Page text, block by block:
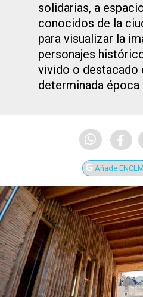
solidarias, a
conocidos de la
para visualizar la
personajes
vivido o destacado
determinada época
Añade